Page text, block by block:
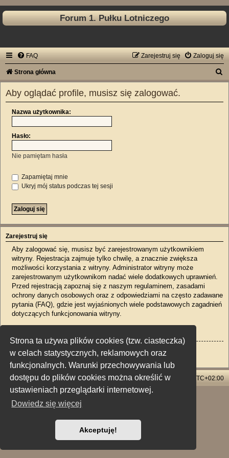
Strona ta używa plików cookies (tzw. ciasteczka)
w celach statystycznych, reklamowych oraz
funkcjonalnych. Warunki przechowywania lub
dostępu do plików cookies można określić w
ustawieniach przeglądarki internetowej.
Dowiedz się więcej
Akceptuję!
Forum 1. Pułku Lotniczego
FAQ Zaloguj się
Zarejestruj się
Strona główna
Aby oglądać profile, musisz się zalogować.
Nazwa użytkownika:
Hasło:
Nie pamiętam hasła
Zapamiętaj mnie
Ukryj mój status podczas tej sesji
Zarejestruj się
Aby zalogować się, musisz być zarejestrowanym użytkownikiem
witryny. Rejestracja zajmuje tylko chwilę, a znacznie zwiększa
możliwości korzystania z witryny. Administrator witryny może
zarejestrowanym użytkownikom nadać wiele dodatkowych uprawnień.
Przed rejestracją zapoznaj się z naszym regulaminem, zasadami
ochrony danych osobowych oraz z odpowiedziami na często zadawane
pytania (FAQ), gdzie jest wyjaśnionych wiele podstawowych zagadnień
dotyczących funkcjonowania witryny.
Zarejestruj się
Strona główna Strefa czasowa UTC+02:00
Usuń ciasteczka witryny
Technologię dostarcza phpBB® Forum Software © phpBB Limited
Polski pakiet językowy dostarcza
Zasady ochrony danych osobowych |Regulamin